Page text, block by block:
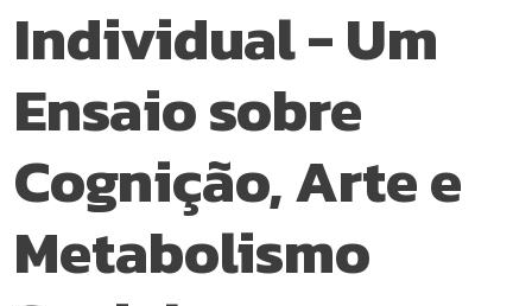
Individual - Um
Ensaio sobre
Cognição, Arte e
Metabolismo